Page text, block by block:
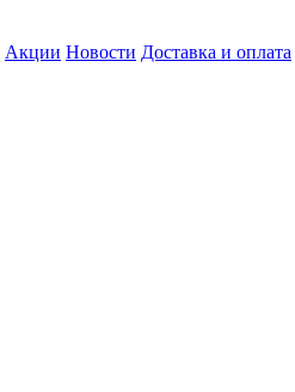
Акции Новости Доставка и оплата